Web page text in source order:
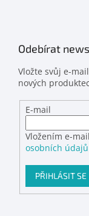
Odebírat
Vložte svůj e-
nových
E-mail
Vložením e-
osobních údajů
PŘIHLÁSIT SE